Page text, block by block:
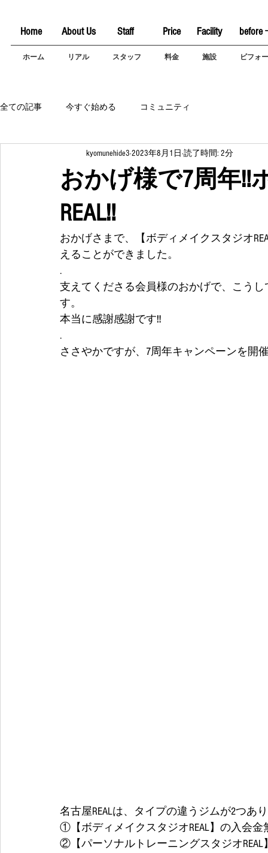
Home About Us Staff Price Facility before
ホーム リアル スタッフ 料金 施設 ビフォ
全ての記事 今すぐ始める コミュニティ
おかげ様で7周年‼️
REAL‼️
kyomunehide3 2023年8月1日 読了時間: 2分
おかげさまで、【ボディメイクスタジオ
えることができました。
.
支えてくださる会員様のおかげで、こう
す。
本当に感謝感謝です‼️
.
ささやかですが、7周年キャンペーンを開
名古屋REALは、タイプの違うジムが2つあ
①【ボディメイクスタジオREAL】の入会金
②【パーソナルトレーニングスタジオ